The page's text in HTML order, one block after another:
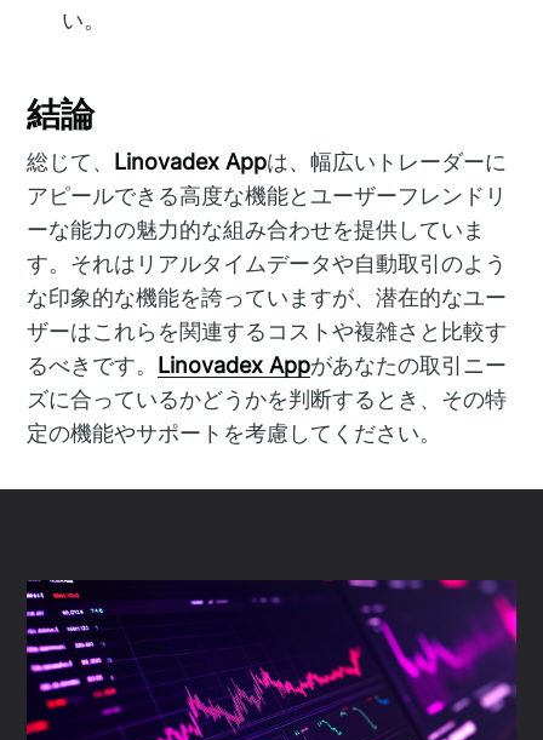
い。
結論
総じて、 Linovadex Appは、幅広いトレーダーに
アピールできる高度な機能とユーザーフレンドリ
ーな能力の魅力的な組み合わせを提供していま
す。それはリアルタイムデータや自動取引のよう
な印象的な機能を誇っていますが、潜在的なユー
ザーはこれらを関連するコストや複雑さと比較す
るべきです。 Linovadex Appがあなたの取引ニー
ズに合っているかどうかを判断するとき、その特
定の機能やサポートを考慮してください。